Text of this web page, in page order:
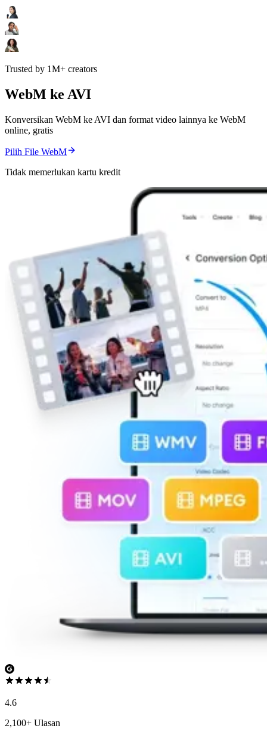
Trusted by 1M+ creators
WebM ke AVI
Konversikan WebM ke AVI dan format video lainnya ke WebM
online, gratis
Pilih File WebM
Tidak memerlukan kartu kredit
4.6
2,100+ Ulasan